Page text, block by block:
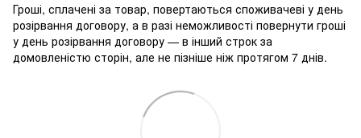
Гроші, сплачені за товар, повертаються споживачеві у день
розірвання договору, а в разі неможливості повернути гроші
у день розірвання договору — в інший строк за
домовленістю сторін, але не пізніше ніж протягом 7 днів.